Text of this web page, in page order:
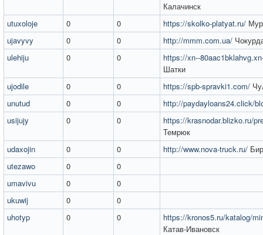
Калачинск
utuxoloje
0 0 https://skolko-platyat.ru/
ujavyvy
0 0 http://mmm.com.ua/
ulehiju
0 0
https://xn--
Шатки
ujodile
0 0 https://spb-spravki1.com/
unutud
0 0
http://paydayloans24.click/
usijujy
0 0
https://krasnodar.blizko.ru/
Темрюк
udaxojin
0 0 http://www.nova-truck.ru/
utezawo
0
0
umavivu
0
0
ukuwij
0
0
uhotyp
0 0
https://kronos5.ru/katalog/
Катав-Ивановск